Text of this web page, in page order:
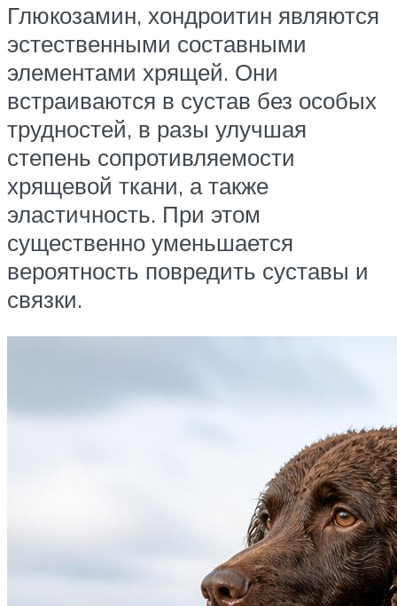
Глюкозамин, хондроитин являются
эстественными составными
элементами хрящей. Они
встраиваются в сустав без особых
трудностей, в разы улучшая
степень сопротивляемости
хрящевой ткани, а также
эластичность. При этом
существенно уменьшается
вероятность повредить суставы и
связки.